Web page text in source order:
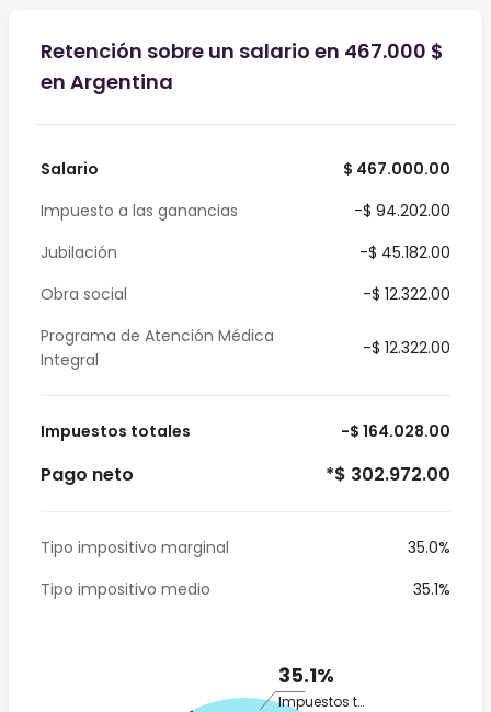
Retención sobre un salario en 467.000 $
en Argentina
Salario
$ 467.000.00
Impuesto a las ganancias
-$ 94.202.00
Jubilación
-$ 45.182.00
Obra social
-$ 12.322.00
Programa de Atención Médica
Integral
-$ 12.322.00
Impuestos totales -$ 164.028.00
Pago neto *$ 302.972.00
Tipo impositivo marginal
35.0%
Tipo impositivo medio
35.1%
35.1%
Impuestos totales